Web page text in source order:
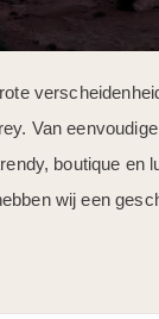
Van
boutique en
wij een